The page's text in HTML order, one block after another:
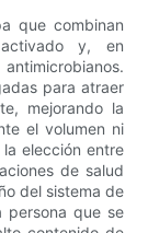
que combinan
y, en
para atraer
mejorando la
el volumen ni
elección entre
de salud
del sistema de
persona que se